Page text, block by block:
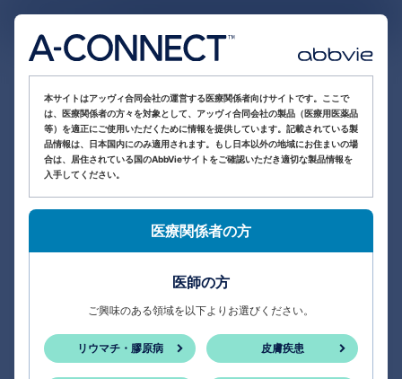
本サイトはアッヴィ合同会社の運営する医療関係者向けサイトです。ここで
は、医療関係者の方々を対象として、アッヴィ合同会社の製品（医療用医薬品
等）を適正にご使用いただくために情報を提供しています。記載されている製
品情報は、日本国内にのみ適用されます。もし日本以外の地域にお住まいの場
合は、居住されている国のAbbVieサイトをご確認いただき適切な製品情報を
入手してください。
医療関係者の方
医師の方
ご興味のある領域を以下よりお選びください。
リウマチ・膠原病 皮膚疾患